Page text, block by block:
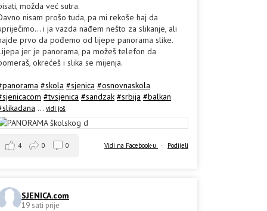
možda već sutra.
nisam prošo tuda, pa mi rekoše haj da
i ja vazda nađem nešto za slikanje, ali
prvo da pođemo od lijepe panorama slike.
jer je panorama, pa možeš telefon da
okrećeš i slika se mijenja.
#skola #sjenica #osnovnaskola
#tvsjenica #sandzak #srbija #balkan
... vidi još
Vidi na Facebook-u · Podijeli
4 0 0
SJENICA.com
19 sati prije